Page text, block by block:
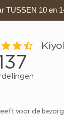
TUSSEN 10 en
voor de